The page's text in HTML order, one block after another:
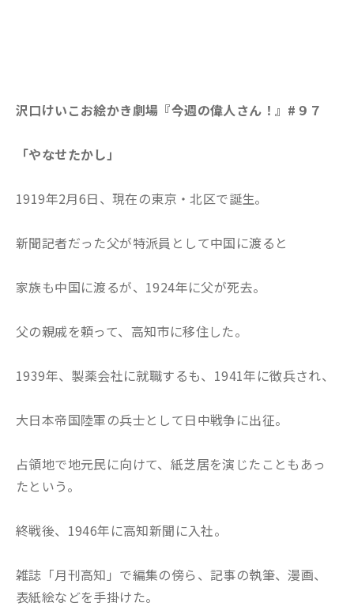
沢口けいこお絵かき劇場『今週の偉人さん！』 #９７
「やなせたかし」
1919年2月6日、現在の東京・北区で誕生。
新聞記者だった父が特派員として中国に渡ると
家族も中国に渡るが、1924年に父が死去。
父の親戚を頼って、高知市に移住した。
1939年、製薬会社に就職するも、1941年に徴兵され、
大日本帝国陸軍の兵士として日中戦争に出征。
占領地で地元民に向けて、紙芝居を演じたこともあっ
たという。
終戦後、1946年に高知新聞に入社。
雑誌「月刊高知」で編集の傍ら、記事の執筆、漫画、
表紙絵などを手掛けた。